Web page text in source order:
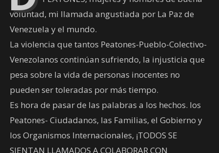
voluntad, mi llamada angustiada por La Paz de
Venezuela y el mundo.
La violencia que tantos Peatones-Pueblo-Colectivo-
Venezolanos continúan sufriendo, la injusticia que
pesa sobre la vida de personas inocentes no
pueden ser toleradas por más tiempo.
Es hora de pasar de las palabras a los hechos. los
Peatones- Ciudadanos, las Familias, el Gobierno y
los Organismos Internacionales, ¡TODOS SE
SIENTAN LLAMADOS A COLABORAR CON